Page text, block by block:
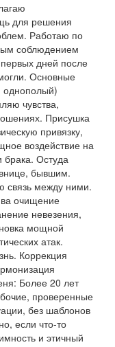
для решения
Работаю по
соблюдением
дней после
Основные
однополый)
чувства,
Присушка
привязку,
воздействие на
брака. Остуда
бывшим.
связь между ними.
очищение
невезения,
мощной
атак.
Коррекция
Более 20 лет
проверенные
без шаблонов
если что-то
и этичный